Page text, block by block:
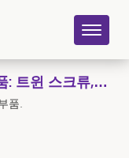
Hsing
품.